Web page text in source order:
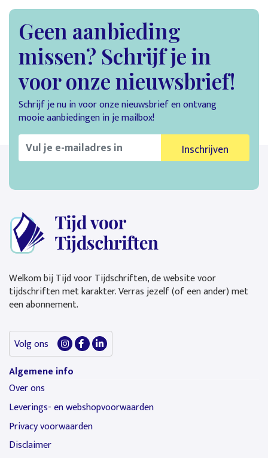
Geen aanbieding
missen? Schrijf je in
voor onze nieuwsbrief!
Schrijf je nu in voor onze nieuwsbrief en ontvang
mooie aanbiedingen in je mailbox!
Inschrijven
Welkom bij Tijd voor Tijdschriften, de website voor
tijdschriften met karakter. Verras jezelf (of een ander) met
een abonnement.
Volg ons
Algemene info
Over ons
Leverings- en webshopvoorwaarden
Privacy voorwaarden
Disclaimer